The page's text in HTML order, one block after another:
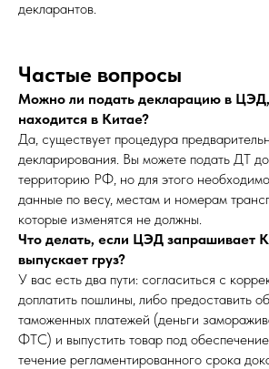
декларантов.
Частые вопросы
Можно ли подать декларацию в
находится в Китае?
Да, существует процедура
декларирования. Вы можете подать ДТ
территорию РФ, но для этого
данные по весу, местам и номерам
которые изменятся не должны.
Что делать, если ЦЭД запрашивает
выпускает груз?
У вас есть два пути: согласиться с
доплатить пошлины, либо предоставить
таможенных платежей (деньги
ФТС) и выпустить товар под
течение регламентированного срока